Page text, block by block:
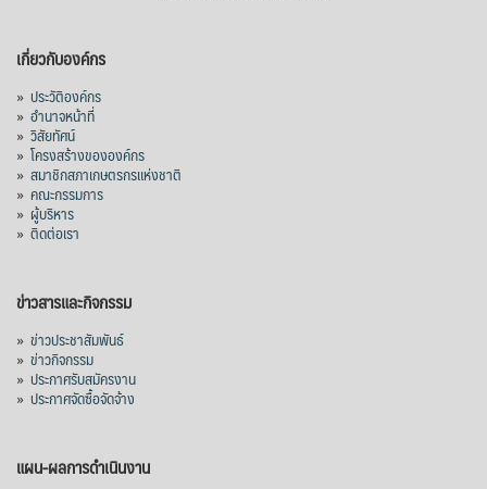
เกี่ยวกับองค์กร
» ประวัติองค์กร
» อำนาจหน้าที่
» วิสัยทัศน์
» โครงสร้างขององค์กร
» สมาชิกสภาเกษตรกรแห่งชาติ
» คณะกรรมการ
» ผู้บริหาร
» ติดต่อเรา
ข่าวสารและกิจกรรม
» ข่าวประชาสัมพันธ์
» ข่าวกิจกรรม
» ประกาศรับสมัครงาน
» ประกาศจัดซื้อจัดจ้าง
แผน-ผลการดำเนินงาน